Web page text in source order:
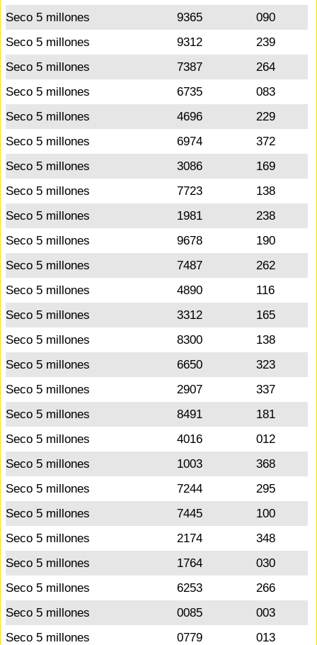
Seco 5 millones
9365
090
Seco 5 millones
9312
239
Seco 5 millones
7387
264
Seco 5 millones
6735
083
Seco 5 millones
4696
229
Seco 5 millones
6974
372
Seco 5 millones
3086
169
Seco 5 millones
7723
138
Seco 5 millones
1981
238
Seco 5 millones
9678
190
Seco 5 millones
7487
262
Seco 5 millones
4890
116
Seco 5 millones
3312
165
Seco 5 millones
8300
138
Seco 5 millones
6650
323
Seco 5 millones
2907
337
Seco 5 millones
8491
181
Seco 5 millones
4016
012
Seco 5 millones
1003
368
Seco 5 millones
7244
295
Seco 5 millones
7445
100
Seco 5 millones
2174
348
Seco 5 millones
1764
030
Seco 5 millones
6253
266
Seco 5 millones
0085
003
Seco 5 millones
0779
013